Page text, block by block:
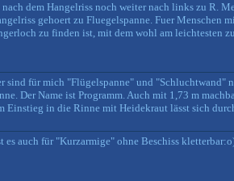
dem Hangelriss noch weiter nach links zu R.
gehoert zu Fluegelspanne. Fuer Menschen
zu finden ist, mit dem wohl am leichtesten
sind für mich "Flügelspanne" und "Schluchtwand"
Der Name ist Programm. Auch mit 1,73 m
in die Rinne mit Heidekraut lässt sich
auch für "Kurzarmige" ohne Beschiss